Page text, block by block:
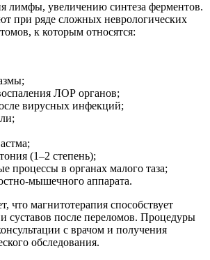
лимфы, увеличению синтеза ферментов.
при ряде сложных неврологических
к которым относятся:
ЛОР органов;
вирусных инфекций;
(1–2 степень);
процессы в органах малого таза;
мышечного аппарата.
что магнитотерапия способствует
суставов после переломов. Процедуры
с врачом и получения
обследования.